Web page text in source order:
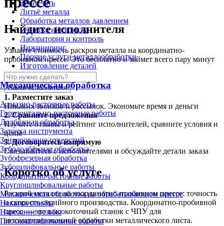
3D-печать
Литьё металла
Обработка металлов давлением
Очистка и покраска
Лаборатория и контроль
Инжиниринг
Прочие услуги металлообработки
Изготовление деталей
Механическая обработка
Алмазно-расточные работы
Горизонтально-расточные работы
Долбёжная обработка
Заточка инструмента
Зенкерование отверстий
Зубодолбёжная обработка
Зубофрезерная обработка
Зубошлифовальные работы
Координатно-расточные работы
Круглошлифовальные работы
Механическая обработка на обрабатывающем центре
Накатка резьбы
Нарезание резьбы
Плоскошлифовальные работы
Найдите исполнителя
Узнайте стоимость раскроя металла на координатно-
пробивном прессе. Это бесплатно и займет всего пару минут
Найти исполнителя
1. Разместите заказ
Никаких звонков и рассылок. Экономьте время и деньги
2.Сравните предложения
Изучите отзывы и рейтинг исполнителей, сравните условия и
цены
3.Договоритесь напрямую
Связывайтесь с исполнителями и обсуждайте детали заказа
Коротко об услуге
Раскрой металла на координатно-пробивном прессе: точность
и скорость серийного производства. Координатно-пробивной
пресс — это высокоточный станок с ЧПУ для
автоматизированной обработки металлического листа.